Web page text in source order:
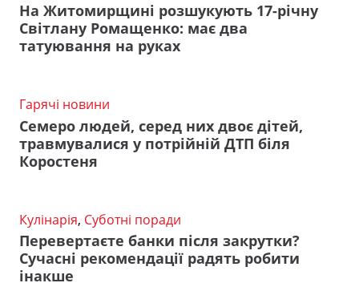
На Житомирщині розшукують 17-річну
Світлану Ромащенко: має два
татуювання на руках
Гарячі новини
Семеро людей, серед них двоє дітей,
травмувалися у потрійній ДТП біля
Коростеня
Кулінарія, Суботні поради
Перевертаєте банки після закрутки?
Сучасні рекомендації радять робити
інакше